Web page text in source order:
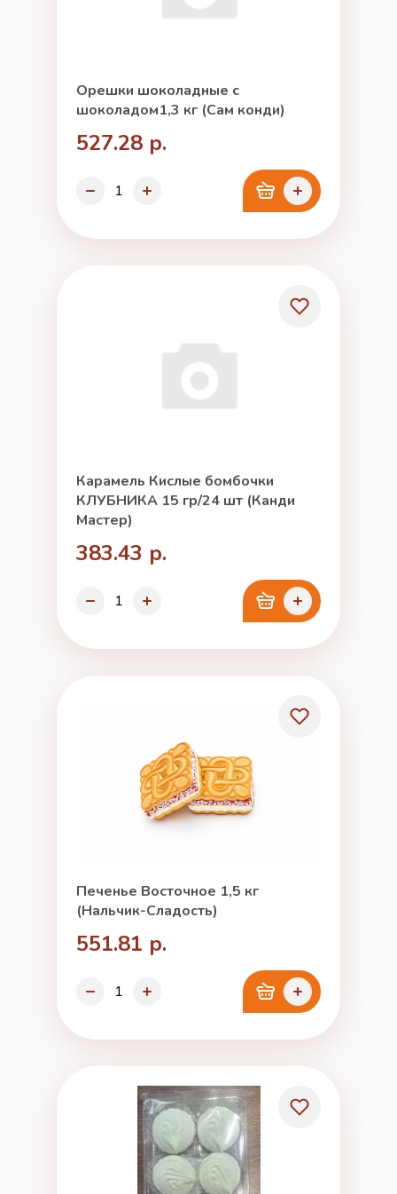
Орешки шоколадные с
шоколадом1,3 кг (Сам конди)
527.28 р.
Карамель Кислые бомбочки
КЛУБНИКА 15 гр/24 шт (Канди
Мастер)
383.43 р.
Печенье Восточное 1,5 кг
(Нальчик-Сладость)
551.81 р.